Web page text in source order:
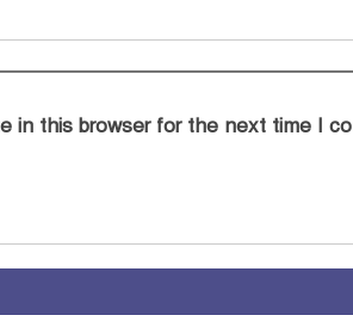
in this browser for the next time I